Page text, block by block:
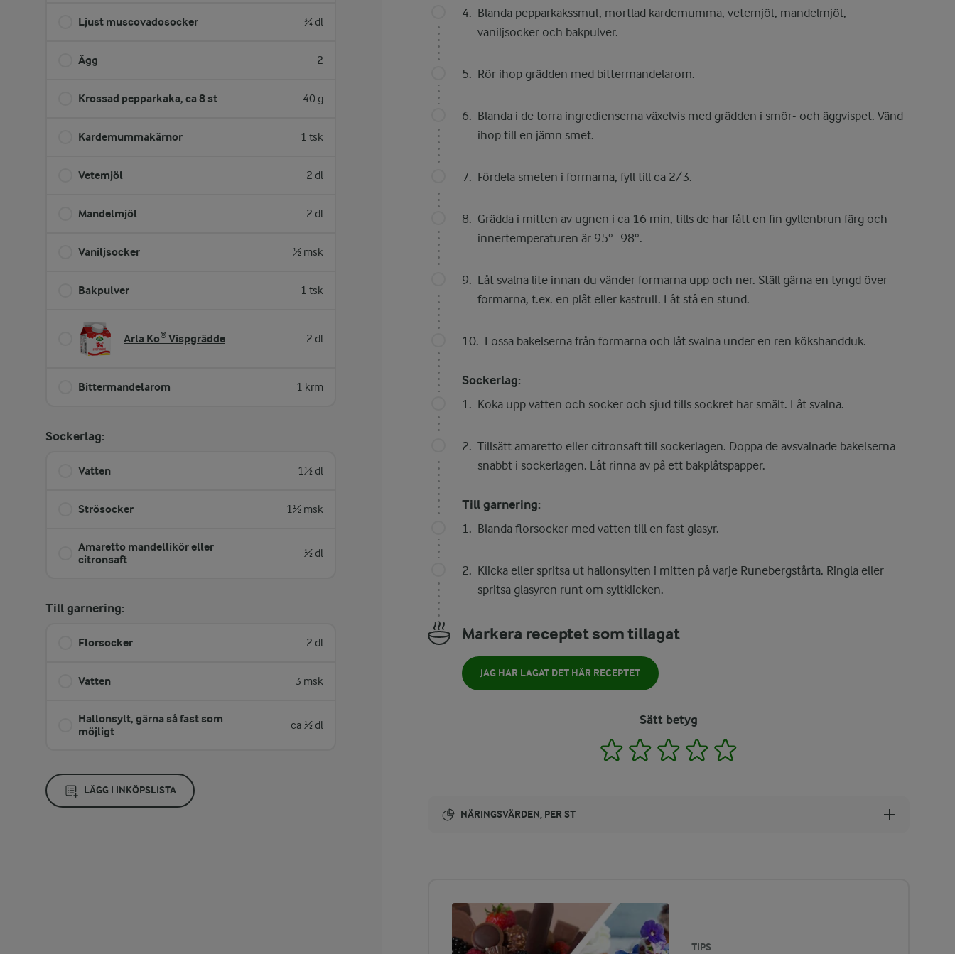
Ljust muscovadosocker ¾ dl
Ägg 2
Krossad pepparkaka, ca 8 st 40 g
Kardemummakärnor 1 tsk
Vetemjöl 2 dl
Mandelmjöl 2 dl
Vaniljsocker ½ msk
Bakpulver 1 tsk
Arla Ko® Vispgrädde 2 dl
Bittermandelarom 1 krm
Sockerlag:
Vatten 1½ dl
Strösocker 1½ msk
Amaretto mandellikör eller
citronsaft
½ dl
Till garnering:
Florsocker 2 dl
Vatten 3 msk
Hallonsylt, gärna så fast som
möjligt
ca ½ dl
LÄGG I INKÖPSLISTA
Blanda pepparkakssmul, mortlad kardemumma, vetemjöl, mandelmjöl,
vaniljsocker och bakpulver.
Rör ihop grädden med bittermandelarom.
Blanda i de torra ingredienserna växelvis med grädden i smör- och äggvispet. Vänd
ihop till en jämn smet.
Fördela smeten i formarna, fyll till ca 2/3.
Grädda i mitten av ugnen i ca 16 min, tills de har fått en fin gyllenbrun färg och
innertemperaturen är 95°–98°.
Låt svalna lite innan du vänder formarna upp och ner. Ställ gärna en tyngd över
formarna, t.ex. en plåt eller kastrull. Låt stå en stund.
Lossa bakelserna från formarna och låt svalna under en ren kökshandduk.
Sockerlag:
Koka upp vatten och socker och sjud tills sockret har smält. Låt svalna.
Tillsätt amaretto eller citronsaft till sockerlagen. Doppa de avsvalnade bakelserna
snabbt i sockerlagen. Låt rinna av på ett bakplåtspapper.
Till garnering:
Blanda florsocker med vatten till en fast glasyr.
Klicka eller spritsa ut hallonsylten i mitten på varje Runebergstårta. Ringla eller
spritsa glasyren runt om syltklicken.
Markera receptet som tillagat
JAG HAR LAGAT DET HÄR RECEPTET
Sätt betyg
1 2 3 4
NÄRINGSVÄRDEN, PER ST
ENERGIDISTRIBUTION %
NÄRINGSVÄRDEN PER ST
TIPS